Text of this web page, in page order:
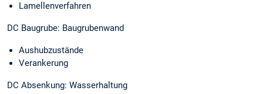
Lamellenverfahren
DC Baugrube: Baugrubenwand
Aushubzustände
Verankerung
DC Absenkung: Wasserhaltung